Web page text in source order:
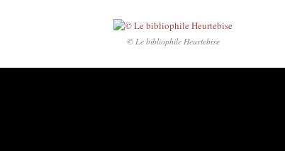
© Le bibliophile Heurtebise